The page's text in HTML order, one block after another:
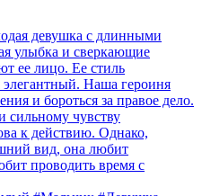
девушка с длинными
улыбка и сверкающие
ее лицо. Ее стиль
Наша героиня
и бороться за правое дело.
сильному чувству
к действию. Однако,
вид, она любит
проводить время с